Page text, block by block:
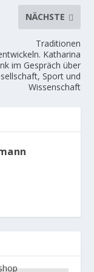
NÄCHSTE
Traditionen
Katharina
im Gespräch über
Sport und
Wissenschaft